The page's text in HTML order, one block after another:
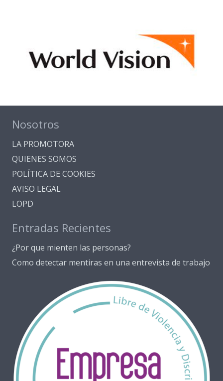
Nosotros
LA PROMOTORA
QUIENES SOMOS
POLÍTICA DE COOKIES
AVISO LEGAL
LOPD
Entradas Recientes
¿Por que mienten las personas?
Como detectar mentiras en una entrevista de trabajo